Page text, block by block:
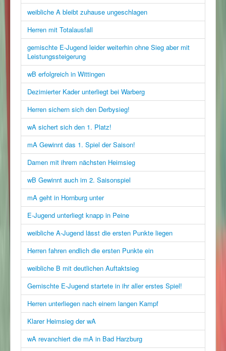
weibliche A bleibt zuhause ungeschlagen
Herren mit Totalausfall
gemischte E-Jugend leider weiterhin ohne Sieg aber mit
Leistungssteigerung
wB erfolgreich in Wittingen
Dezimierter Kader unterliegt bei Warberg
Herren sichern sich den Derbysieg!
wA sichert sich den 1. Platz!
mA Gewinnt das 1. Spiel der Saison!
Damen mit ihrem nächsten Heimsieg
wB Gewinnt auch im 2. Saisonspiel
mA geht in Hornburg unter
E-Jugend unterliegt knapp in Peine
weibliche A-Jugend lässt die ersten Punkte liegen
Herren fahren endlich die ersten Punkte ein
weibliche B mit deutlichen Auftaktsieg
Gemischte E-Jugend startete in ihr aller erstes Spiel!
Herren unterliegen nach einem langen Kampf
Klarer Heimsieg der wA
wA revanchiert die mA in Bad Harzburg